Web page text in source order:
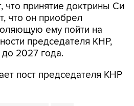
принятие доктрины Си
что он приобрел
ему пойти на
председателя КНР,
2027 года.
пост председателя КНР